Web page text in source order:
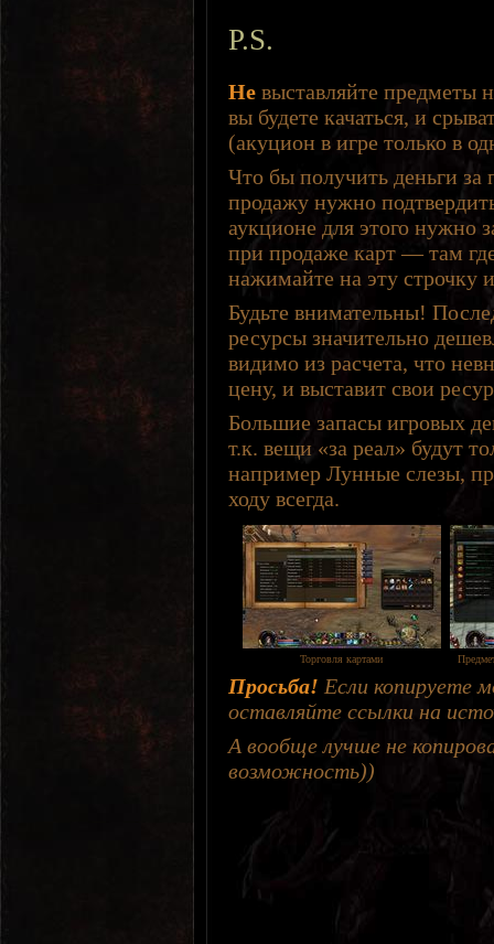
P.S.
Не выставляйте предметы
вы будете качаться, и
(акуцион в игре только в
Что бы получить деньги
продажу нужно
аукционе для этого нужно
при продаже карт — там
нажимайте на эту строчку
Будьте внимательны!
ресурсы значительно
видимо из расчета, что
цену, и выставит свои
Большие запасы игровых
т.к. вещи «за реал» будут
например Лунные слезы,
ходу всегда.
Торговля картами
Просьба! Если копируете
оставляйте ссылки на
А вообще лучше не
возможность))